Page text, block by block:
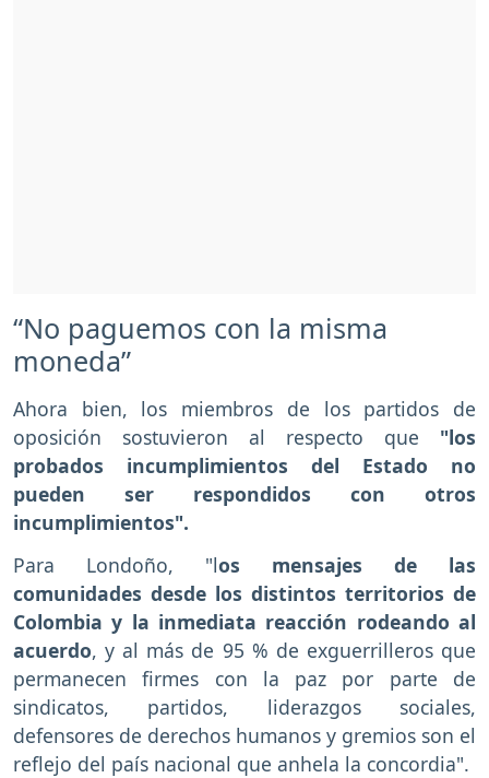
“No paguemos con la misma
moneda”
Ahora bien, los miembros de los partidos de
oposición sostuvieron al respecto que "los
probados incumplimientos del Estado no
pueden ser respondidos con otros
incumplimientos".
Para Londoño, "los mensajes de las
comunidades desde los distintos territorios de
Colombia y la inmediata reacción rodeando al
acuerdo, y al más de 95 % de exguerrilleros que
permanecen firmes con la paz por parte de
sindicatos, partidos, liderazgos sociales,
defensores de derechos humanos y gremios son el
reflejo del país nacional que anhela la concordia".